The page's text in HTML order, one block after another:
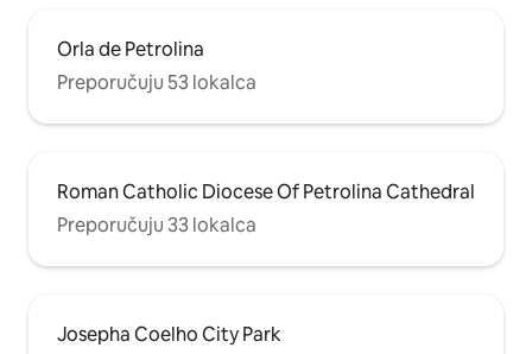
Orla de Petrolina
Preporučuju 53 lokalca
Roman Catholic Diocese Of Petrolina Cathedral
Preporučuju 33 lokalca
Josepha Coelho City Park